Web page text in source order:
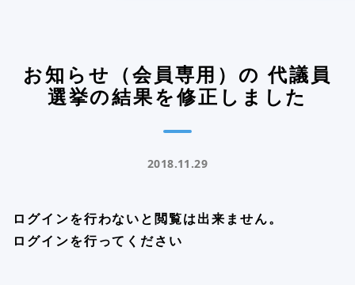
お知らせ（会員専用）の 代議員
選挙の結果を修正しました
2018.11.29
ログインを行わないと閲覧は出来ません。
ログインを行ってください